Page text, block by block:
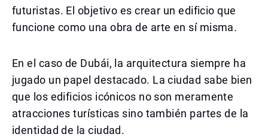
futuristas. El objetivo es crear un edificio que
funcione como una obra de arte en sí misma.
En el caso de Dubái, la arquitectura siempre ha
jugado un papel destacado. La ciudad sabe bien
que los edificios icónicos no son meramente
atracciones turísticas sino también partes de la
identidad de la ciudad.